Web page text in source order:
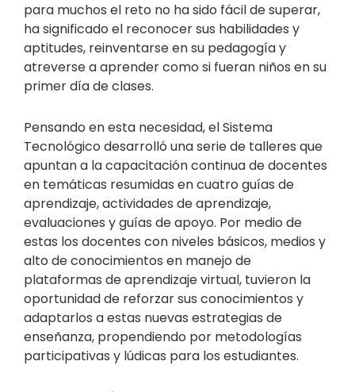
para muchos el reto no ha sido fácil de superar,
ha significado el reconocer sus habilidades y
aptitudes, reinventarse en su pedagogía y
atreverse a aprender como si fueran niños en su
primer día de clases.
Pensando en esta necesidad, el Sistema
Tecnológico desarrolló una serie de talleres que
apuntan a la capacitación continua de docentes
en temáticas resumidas en cuatro guías de
aprendizaje, actividades de aprendizaje,
evaluaciones y guías de apoyo. Por medio de
estas los docentes con niveles básicos, medios y
alto de conocimientos en manejo de
plataformas de aprendizaje virtual, tuvieron la
oportunidad de reforzar sus conocimientos y
adaptarlos a estas nuevas estrategias de
enseñanza, propendiendo por metodologías
participativas y lúdicas para los estudiantes.